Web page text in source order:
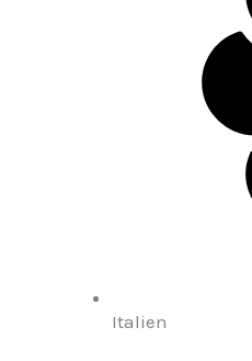
Italien